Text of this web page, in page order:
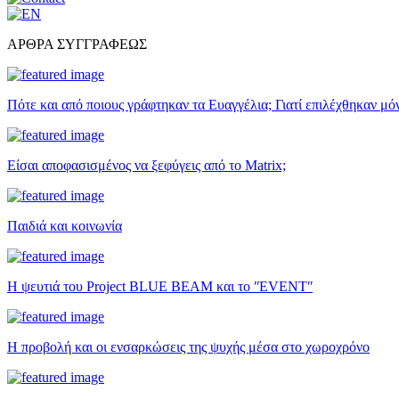
ΑΡΘΡΑ ΣΥΓΓΡΑΦΕΩΣ
Πότε και από ποιους γράφτηκαν τα Ευαγγέλια; Γιατί επιλέχθηκαν
Είσαι αποφασισμένος να ξεφύγεις από το Matrix;
Παιδιά και κοινωνία
Η ψευτιά του Project BLUE BEAM και το ʺEVENTʺ
Η προβολή και οι ενσαρκώσεις της ψυχής μέσα στο χωροχρόνο